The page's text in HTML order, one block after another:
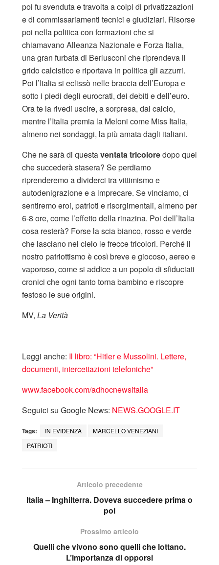
poi fu svenduta e travolta a colpi di privatizzazioni
e di commissariamenti tecnici e giudiziari. Risorse
poi nella politica con formazioni che si
chiamavano Alleanza Nazionale e Forza Italia,
una gran furbata di Berlusconi che riprendeva il
grido calcistico e riportava in politica gli azzurri.
Poi l’Italia si eclissò nelle braccia dell’Europa e
sotto i piedi degli eurocrati, dei debiti e dell’euro.
Ora te la rivedi uscire, a sorpresa, dal calcio,
mentre l’Italia premia la Meloni come Miss Italia,
almeno nei sondaggi, la più amata dagli italiani.
Che ne sarà di questaventata tricoloredopo quel
che succederà stasera? Se perdiamo
riprenderemo a dividerci tra vittimismo e
autodenigrazione e a imprecare. Se vinciamo, ci
sentiremo eroi, patrioti e risorgimentali, almeno per
6-8 ore, come l’effetto della rinazina. Poi dell’Italia
cosa resterà? Forse la scia bianco, rosso e verde
che lasciano nel cielo le frecce tricolori. Perché il
nostro patriottismo è così breve e giocoso, aereo e
vaporoso, come si addice a un popolo di sfiduciati
cronici che ogni tanto torna bambino e riscopre
festoso le sue origini.
MV, La Verità
Leggi anche: Il libro: “Hitler e Mussolini. Lettere,
documenti, intercettazioni telefoniche”
www.facebook.com/adhocnewsitalia
Seguici su Google News: NEWS.GOOGLE.IT
Tags: IN EVIDENZA
MARCELLO VENEZIANI
PATRIOTI
Articolo precedente
Italia – Inghilterra. Doveva succedere prima o
poi
Prossimo articolo
Quelli che vivono sono quelli che lottano.
L’importanza di opporsi